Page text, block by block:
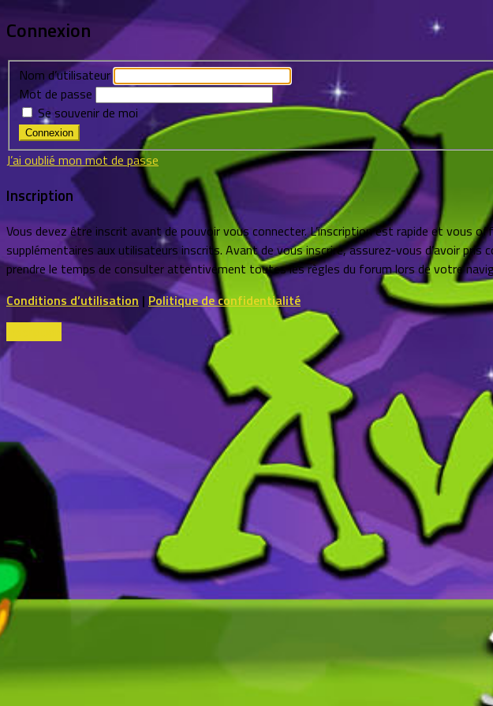
Connexion
Nom d’utilisateur
Mot de passe
Se souvenir de moi
J’ai oublié mon mot de passe
Inscription
Vous devez être inscrit avant de pouvoir vous connecter. L’inscription est rapide et vous
supplémentaires aux utilisateurs inscrits. Avant de vous inscrire, assurez-vous d’avoir
prendre le temps de consulter attentivement toutes les règles du forum lors de votre
Conditions d’utilisation | Politique de confidentialité